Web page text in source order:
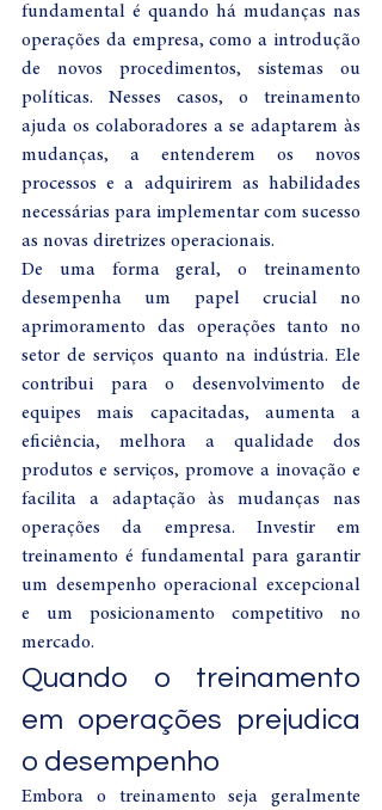
fundamental é quando há mudanças nas
operações da empresa, como a introdução
de novos procedimentos, sistemas ou
políticas. Nesses casos, o treinamento
ajuda os colaboradores a se adaptarem às
mudanças, a entenderem os novos
processos e a adquirirem as habilidades
necessárias para implementar com sucesso
as novas diretrizes operacionais.
De uma forma geral, o treinamento
desempenha um papel crucial no
aprimoramento das operações tanto no
setor de serviços quanto na indústria. Ele
contribui para o desenvolvimento de
equipes mais capacitadas, aumenta a
eficiência, melhora a qualidade dos
produtos e serviços, promove a inovação e
facilita a adaptação às mudanças nas
operações da empresa. Investir em
treinamento é fundamental para garantir
um desempenho operacional excepcional
e um posicionamento competitivo no
mercado.
Quando o treinamento
em operações prejudica
o desempenho
Embora o treinamento seja geralmente